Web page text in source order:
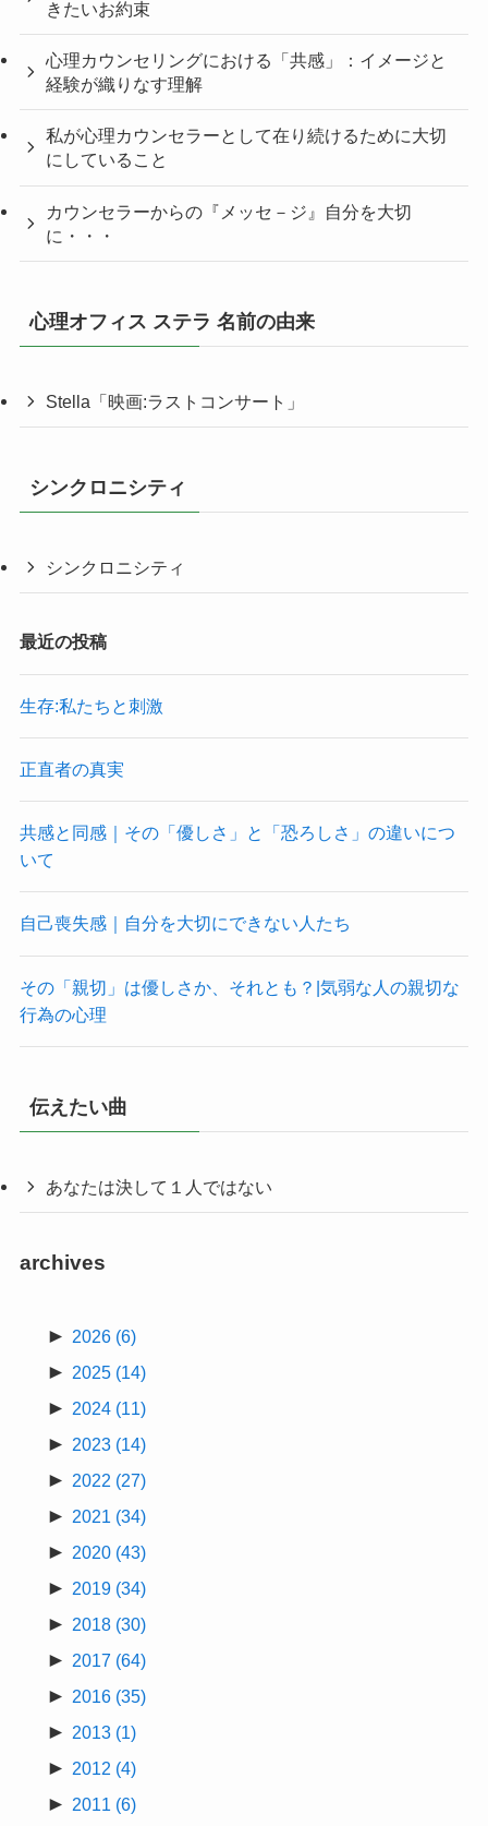
きたいお約束
心理カウンセリングにおける「共感」：イメージと
経験が織りなす理解
私が心理カウンセラーとして在り続けるために大切
にしていること
カウンセラーからの『メッセ－ジ』自分を大切
に・・・
心理オフィス ステラ 名前の由来
Stella「映画:ラストコンサート」
シンクロニシティ
シンクロニシティ
最近の投稿
生存:私たちと刺激
正直者の真実
共感と同感｜その「優しさ」と「恐ろしさ」の違いにつ
いて
自己喪失感｜自分を大切にできない人たち
その「親切」は優しさか、それとも？|気弱な人の親切な
行為の心理
伝えたい曲
あなたは決して１人ではない
archives
► 2026 (6)
► 2025 (14)
► 2024 (11)
► 2023 (14)
► 2022 (27)
► 2021 (34)
► 2020 (43)
► 2019 (34)
► 2018 (30)
► 2017 (64)
► 2016 (35)
► 2013 (1)
► 2012 (4)
► 2011 (6)